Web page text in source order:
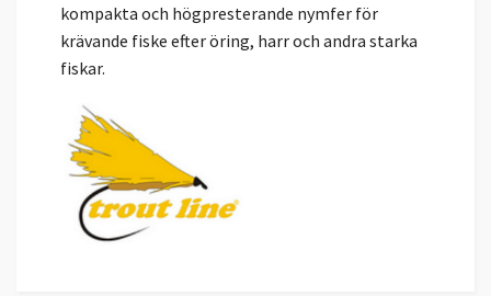
kompakta och högpresterande nymfer för
krävande fiske efter öring, harr och andra starka
fiskar.